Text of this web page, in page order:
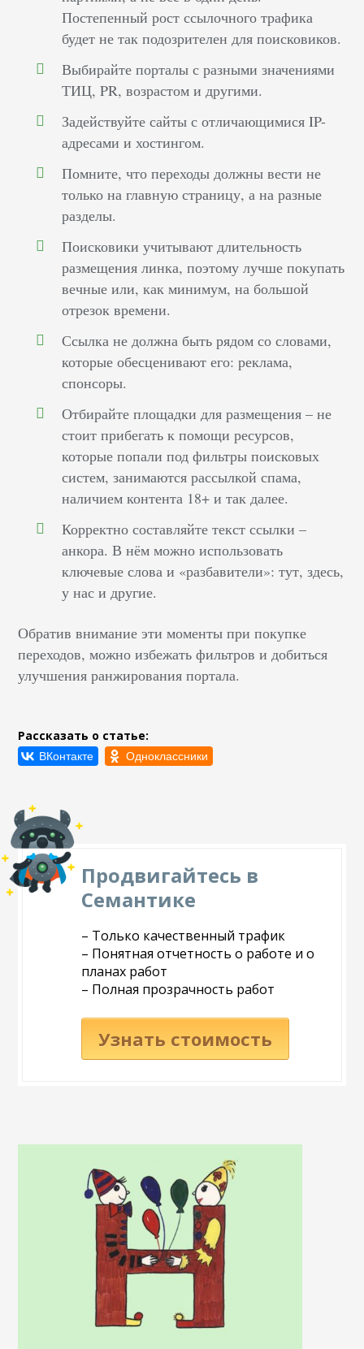
Постепенный рост ссылочного трафика
будет не так подозрителен для поисковиков.
Выбирайте порталы с разными значениями
ТИЦ, PR, возрастом и другими.
Задействуйте сайты с отличающимися IP-
адресами и хостингом.
Помните, что переходы должны вести не
только на главную страницу, а на разные
разделы.
Поисковики учитывают длительность
размещения линка, поэтому лучше покупать
вечные или, как минимум, на большой
отрезок времени.
Ссылка не должна быть рядом со словами,
которые обесценивают его: реклама,
спонсоры.
Отбирайте площадки для размещения – не
стоит прибегать к помощи ресурсов,
которые попали под фильтры поисковых
систем, занимаются рассылкой спама,
наличием контента 18+ и так далее.
Корректно составляйте текст ссылки –
анкора. В нём можно использовать
ключевые слова и «разбавители»: тут, здесь,
у нас и другие.
Обратив внимание эти моменты при покупке
переходов, можно избежать фильтров и добиться
улучшения ранжирования портала.
Рассказать о статье:
Продвигайтесь в
Семантике
– Только качественный трафик
– Понятная отчетность о работе и о
планах работ
– Полная прозрачность работ
Узнать стоимость